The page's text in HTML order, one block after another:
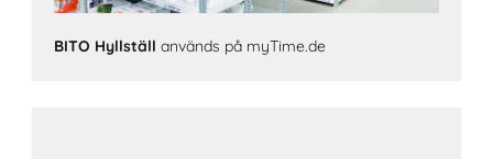
BITO Hyllställ används på myTime.de